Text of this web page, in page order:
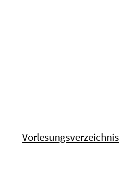
Vorlesungsverzeichnis